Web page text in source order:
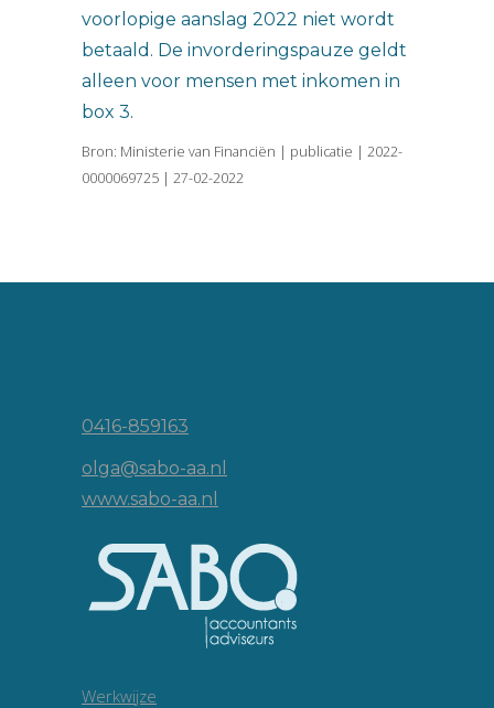
voorlopige aanslag 2022 niet wordt
betaald. De invorderingspauze geldt
alleen voor mensen met inkomen in
box 3.
Bron: Ministerie van Financiën | publicatie | 2022-
0000069725 | 27-02-2022
0416-859163
olga@sabo-aa.nl
www.sabo-aa.nl
Werkwijze